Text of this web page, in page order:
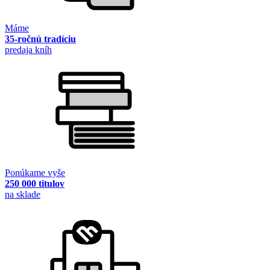
Máme
35-ročnú tradíciu
predaja kníh
Ponúkame vyše
250 000 titulov
na sklade